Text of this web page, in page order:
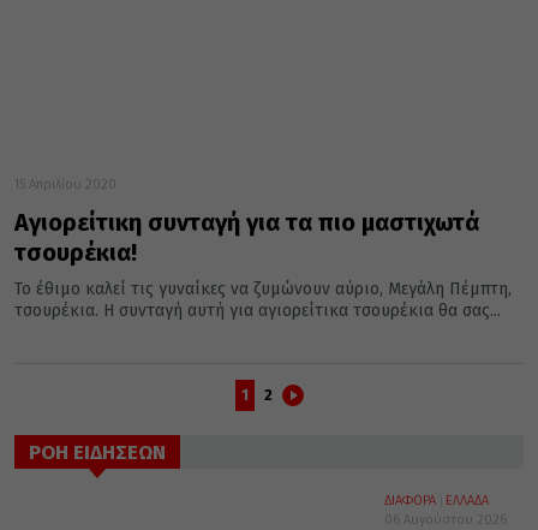
15 Απριλίου 2020
Αγιορείτικη συνταγή για τα πιο μαστιχωτά
τσουρέκια!
Το έθιμο καλεί τις γυναίκες να ζυμώνουν αύριο, Μεγάλη Πέμπτη,
τσουρέκια. Η συνταγή αυτή για αγιορείτικα τσουρέκια θα σας...
1 2
ΡΟΗ ΕΙΔΗΣΕΩΝ
ΔΙΑΦΟΡΑ
ΕΛΛΑΔΑ
06 Αυγούστου 2026